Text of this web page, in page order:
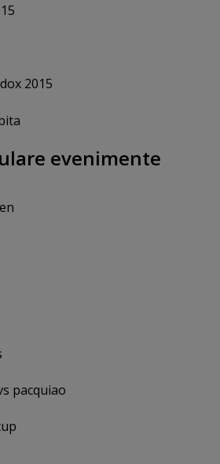
2015
evenimente
pacquiao